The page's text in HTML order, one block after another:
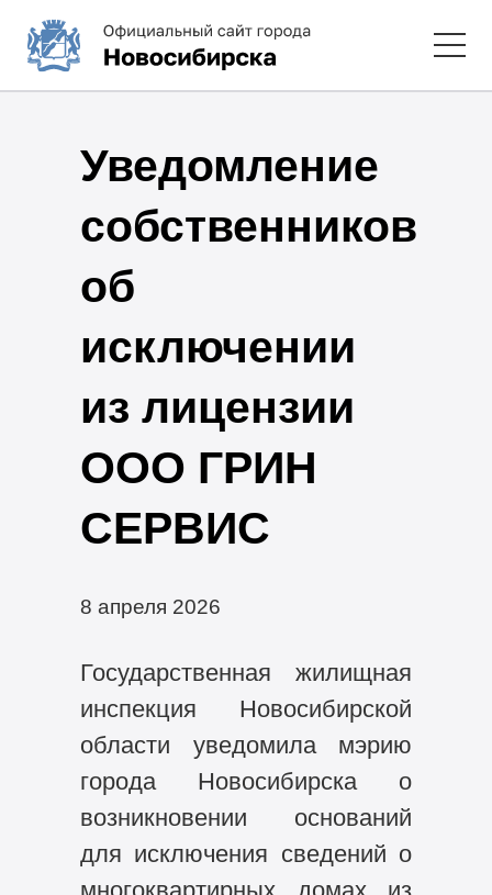
Уведомление
собственников
об
исключении
из лицензии
ООО ГРИН
СЕРВИС
8 апреля 2026
Государственная жилищная
инспекция Новосибирской
области уведомила мэрию
города Новосибирска о
возникновении оснований
для исключения сведений о